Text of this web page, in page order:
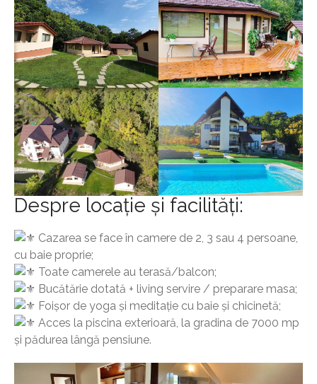
Despre locație și facilități:
Cazarea se face în camere de 2, 3 sau 4 persoane,
cu baie proprie;
Toate camerele au terasă/balcon;
Bucătărie dotată + living servire / preparare masa;
Foișor de yoga și meditație cu baie și chicinetă;
Acces la piscina exterioară, la gradina de 7000 mp
și pădurea lângă pensiune.